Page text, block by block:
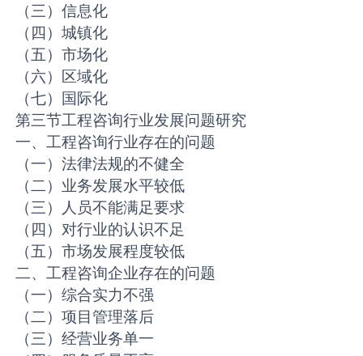
（三）信息化
（四）城镇化
（五）市场化
（六）区域化
（七）国际化
第三节工程咨询行业发展问题研究
一、工程咨询行业存在的问题
（一）法律法规的不健全
（二）业务发展水平较低
（三）人员不能满足要求
（四）对行业的认识不足
（五）市场发展程度较低
二、工程咨询企业存在的问题
（一）综合实力不强
（二）项目管理落后
（三）经营业务单一